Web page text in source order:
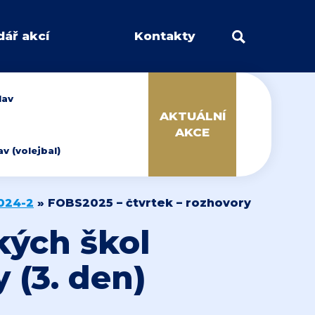
akcí Kontakty
(volejbal)
AKTUÁLNÍ
AKCE
2 » FOBS2025 – čtvrtek – rozhovory
škol
(3. den)